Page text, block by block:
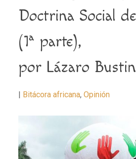
Doctrina Social
(1ª parte),
por Lázaro
| Bitácora africana, Opinión